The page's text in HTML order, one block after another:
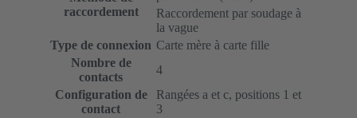
raccordement
Raccordement par soudage à
la vague
Type de connexion Carte mère à carte fille
Nombre de
contacts
4
Configuration de
contact
Rangées a et c, positions 1 et
3